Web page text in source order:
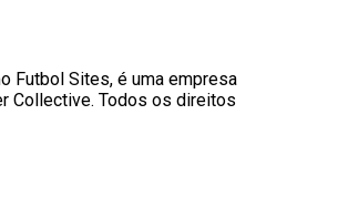
Futbol Sites, é uma empresa
Collective. Todos os direitos